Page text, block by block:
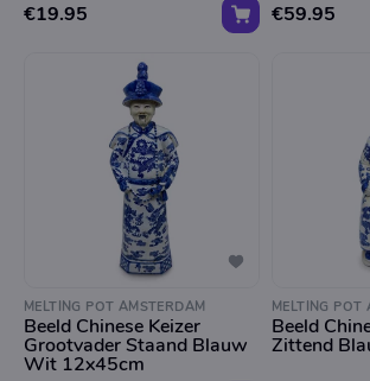
€19.95
€59.95
MELTING POT AMSTERDAM
Beeld Chinese Keizer
Grootvader Staand Blauw
Wit 12x45cm
MELTING POT
Beeld
Zittend